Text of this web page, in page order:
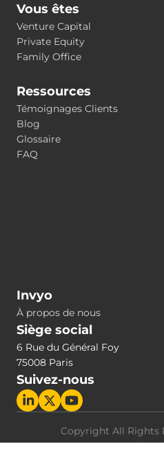
Vous êtes
Venture Capital
Private Equity
Family Office
Ressources
Témoignages Clients
Blog
Glossaire
FAQ
Invyo
À propos de nous
Siège social
6 Rue du Général Foy
75008 Paris
Suivez-nous
Copyright All Rights
Mentions